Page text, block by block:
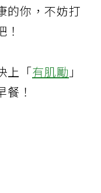
的你，不妨打
上「有肌勵 」
！